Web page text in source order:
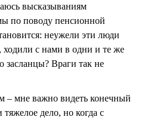
высказываниям
по поводу пенсионной
неужели эти люди
с нами в одни и те же
Враги так не
– мне важно видеть конечный
тяжелое дело, но когда с